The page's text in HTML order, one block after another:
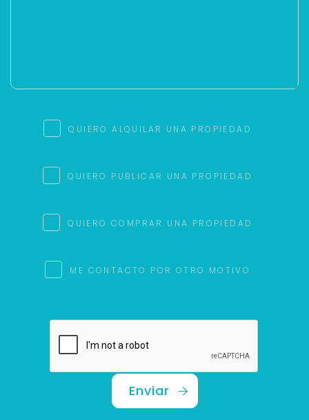
QUIERO ALQUILAR UNA PROPIEDAD
QUIERO PUBLICAR UNA PROPIEDAD
QUIERO COMPRAR UNA PROPIEDAD
ME CONTACTO POR OTRO MOTIVO
Enviar